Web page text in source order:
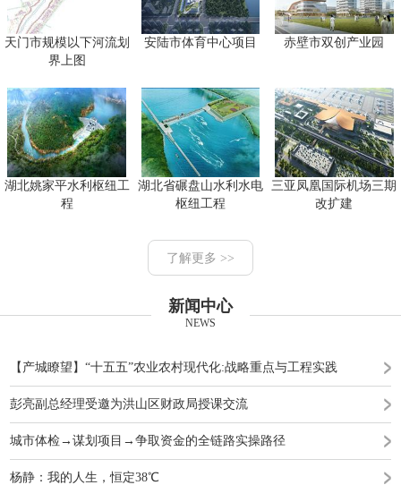
天门市规模以下河流划
界上图
安陆市体育中心项目 赤壁市双创产业园
湖北姚家平水利枢纽工
程
湖北省碾盘山水利水电
枢纽工程
三亚凤凰国际机场三期
改扩建
了解更多 >>
新闻中心
NEWS
【产城瞭望】“十五五”农业农村现代化:战略重点与工程实践
彭亮副总经理受邀为洪山区财政局授课交流
城市体检→谋划项目→争取资金的全链路实操路径
杨静：我的人生，恒定38℃